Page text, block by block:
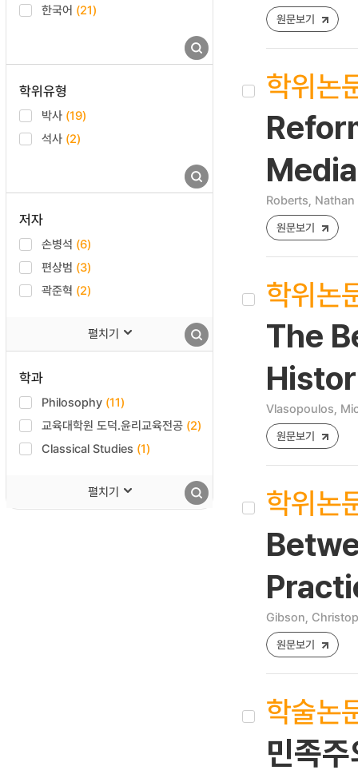
한국어 (21)
학위유형
박사 (19)
석사 (2)
저자
손병석 (6)
편상범 (3)
곽준혁 (2)
펼치기
학과
Philosophy (11)
교육대학원 도덕.윤리교육전공 (2)
Classical Studies (1)
펼치기
원문보기
학위논
Roberts, Nathan
원문보기
학위논
The
Vlasopoulos,
원문보기
학위논
Gibson,
원문보기
학술논
민족